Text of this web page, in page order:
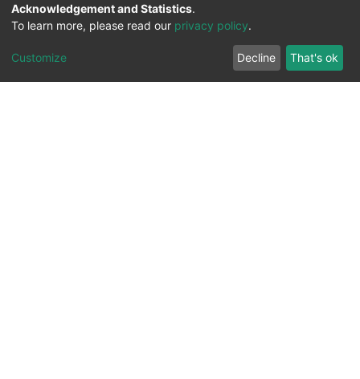
Acknowledgement and Statistics.
To learn more, please read our privacy policy.
Customize Decline That's ok